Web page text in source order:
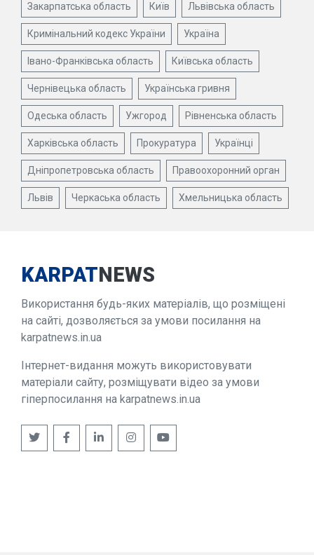
Закарпатська область Київ Львівська область
Кримінальний кодекс України Україна
Івано-Франківська область Київська область
Чернівецька область Українська гривня
Одеська область Ужгород Рівненська область
Харківська область Прокуратура Українці
Дніпропетровська область Правоохоронний орган
Львів Черкаська область Хмельницька область
KARPATNEWS
Використання будь-яких матеріалів, що розміщені
на сайті, дозволяється за умови посилання на
karpatnews.in.ua
Інтернет-видання можуть використовувати
матеріали сайту, розміщувати відео за умови
гіперпосилання на karpatnews.in.ua